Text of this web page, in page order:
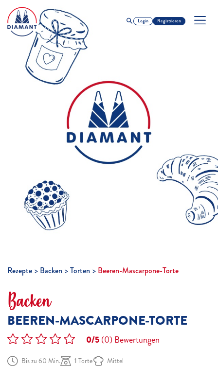
Login Registrieren
Rezepte Backen Torten Beeren-Mascarpone-Torte
Backen
BEEREN-MASCARPONE-TORTE
0/5(0)Bewertungen
Bis zu 60 Min. 1 Torte Mittel